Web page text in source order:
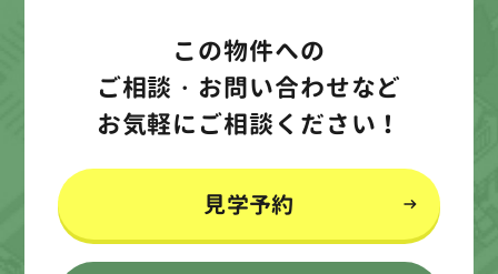
この物件への
ご相談・お問い合わせなど
お気軽にご相談ください！
見学予約